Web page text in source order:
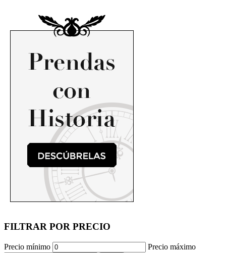
FILTRAR POR PRECIO
Precio mínimo Precio máximo